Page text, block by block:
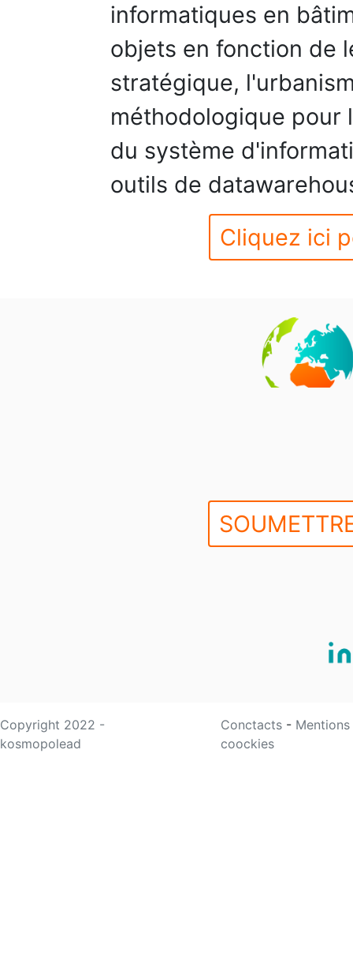
informatiques en
objets en fonction de
stratégique,
méthodologique pour
du système
outils de
Cliquez ici
Copyright 2022 -
kosmopolead
Conctacts -
coockies